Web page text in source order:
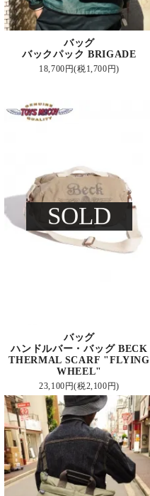
バッグ
バックパック BRIGADE
18,700円(税1,700円)
SOLD
バッグ
ハンドルバー・バッグ BECK
THERMAL SCARF "FLYING
WHEEL"
23,100円(税2,100円)